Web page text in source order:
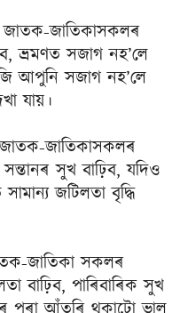
জাতিকাসকলৰ
ভ্ৰমণত সজাগ নহ’লে
আপুনি সজাগ নহ’লে
যায়।
জাতিকাসকলৰ
সুখ বাঢ়িব, যদিও
জটিলতা বৃদ্ধি
জাতিকা সকলৰ
বাঢ়িব, পাৰিবাৰিক সুখ